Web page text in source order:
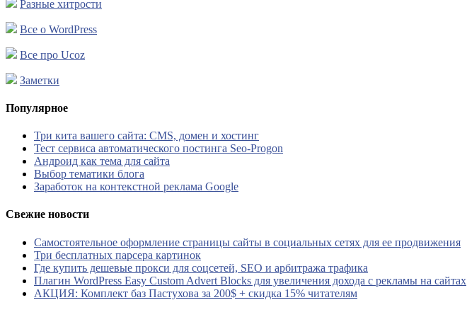
Разные хитрости
Все о WordPress
Все про Ucoz
Заметки
Популярное
Три кита вашего сайта: CMS, домен и хостинг
Тест сервиса автоматического постинга Seo-Progon
Андроид как тема для сайта
Выбор тематики блога
Заработок на контекстной реклама Google
Свежие новости
Самостоятельное оформление страницы сайты в социальных сетях для ее продвижения
Три бесплатных парсера картинок
Где купить дешевые прокси для соцсетей, SEO и арбитража трафика
Плагин WordPress Easy Custom Advert Blocks для увеличения дохода с рекламы на сайтах
АКЦИЯ: Комплект баз Пастухова за 200$ + скидка 15% читателям